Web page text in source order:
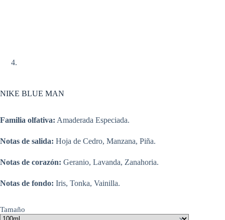
NIKE BLUE MAN
Familia olfativa: Amaderada Especiada.
Notas de salida: Hoja de Cedro, Manzana, Piña.
Notas de corazón: Geranio, Lavanda, Zanahoria.
Notas de fondo: Iris, Tonka, Vainilla.
Tamaño